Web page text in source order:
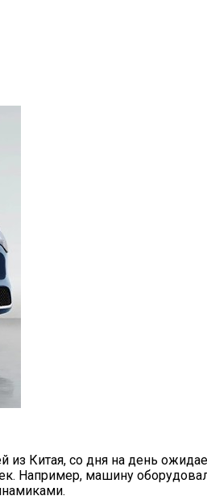
из Китая, со дня на день
Например, машину